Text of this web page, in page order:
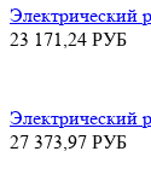
Электрический
23 171,24 РУБ
Электрический
27 373,97 РУБ